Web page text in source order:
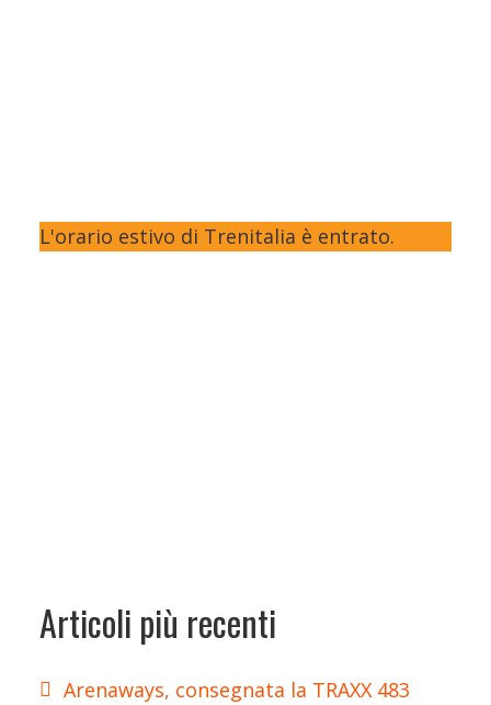
L'orario estivo di Trenitalia è entrato.
Articoli più recenti
Arenaways, consegnata la TRAXX 483